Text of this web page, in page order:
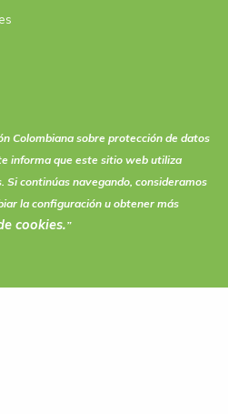
Colombiana sobre protección de datos
informa que este sitio web utiliza
Si continúas navegando, consideramos
la configuración u obtener más
cookies.”
y eventos